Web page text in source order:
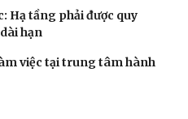
Hạ tầng phải được quy
hạn
việc tại trung tâm hành